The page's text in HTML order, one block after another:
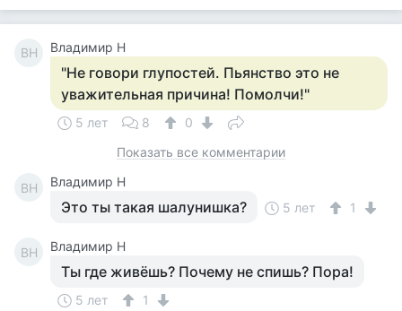
ВН Владимир Н
"Не говори глупостей. Пьянство это не
уважительная причина! Помолчи!"
5 лет 8
0
Показать все комментарии
ВН Владимир Н
Это ты такая шалунишка? 5 лет 1
ВН Владимир Н
Ты где живёшь? Почему не спишь? Пора!
5 лет 1